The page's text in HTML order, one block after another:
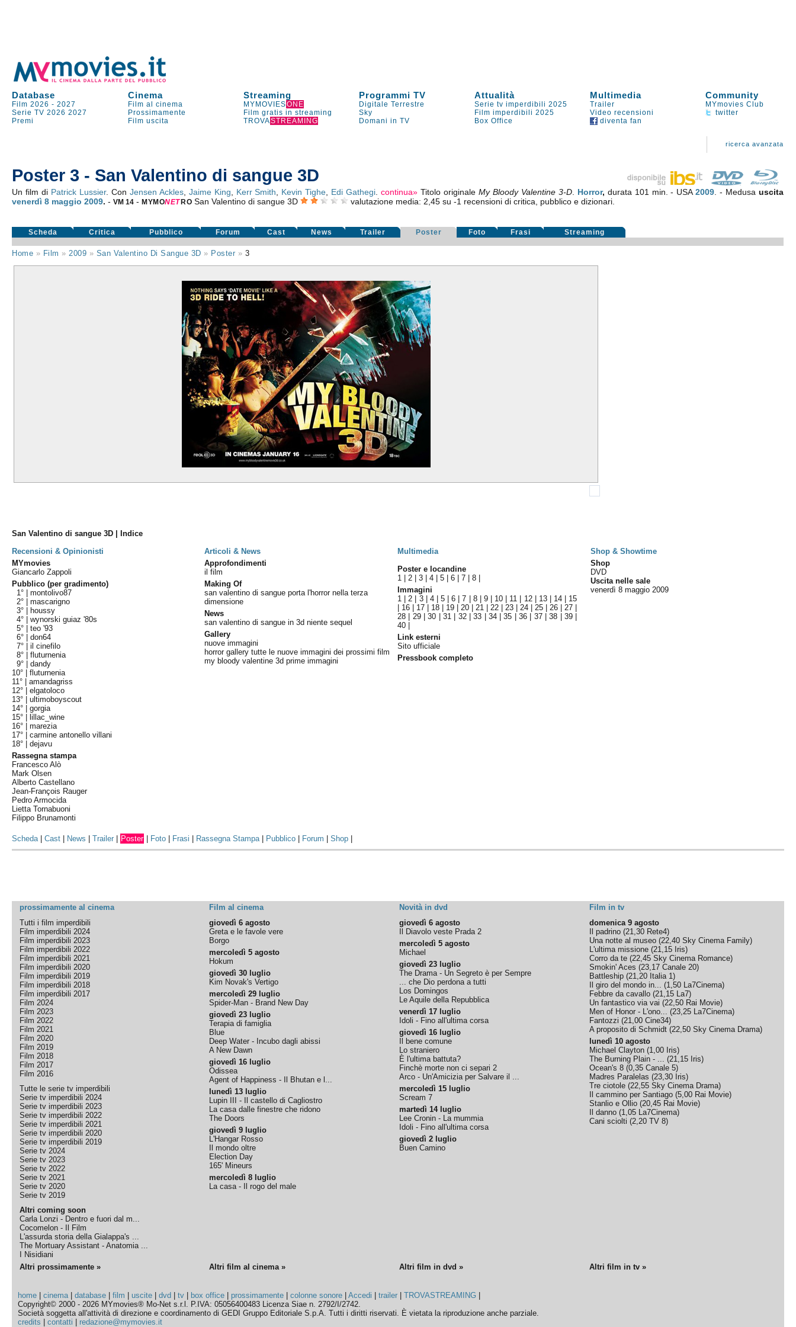
Database Cinema Streaming Programmi TV Attualità Multimedia Community
Film 2026 -2027 Film al cinema MYMOVIESONE Digitale Terrestre Serie tv imperdibili 2025 Trailer
MYmovies Club
Serie TV 2026 2027 Prossimamente Film gratis in streaming Sky Film imperdibili 2025 Video recensioni
twitter
Premi
Film uscita TROVASTREAMING Domani in TV Box Office diventa fan
ricerca avanzata
Poster 3 - San Valentino di sangue 3D
Un film di Patrick Lussier. Con Jensen Ackles, Jaime King Kerr Smith Kevin Tighe Edi Gathegi .continua» Titolo originale My Bloody Valentine 3-D. Horror, durata 101 min. - USA2009 . - Medusauscita
venerdì 8 maggio 2009.-VM 14 -MYMONET RO San Valentino di sangue 3D valutazione media: 2,45 su -1 recensioni di critica, pubblico e dizionari.
Scheda Critica Pubblico Forum Cast News Trailer Poster Foto Frasi Streaming
Home » Film » 2009 » San Valentino Di Sangue 3D » Poster » 3
San Valentino di sangue 3D | Indice
Recensioni & Opinionisti
Articoli & News Multimedia
Shop & Showtime
MYmovies
Giancarlo Zappoli
Pubblico (per gradimento)
1° |montolivo87
2° |mascarigno
3° |
houssy
4° |wynorski guiaz '80s
5° |teo '93
6° |don64
7° |il cinefilo
8° |fluturnenia
9° |dandy
10° |fluturnenia
11° |amandagriss
12° |elgatoloco
13° |ultimoboyscout
14° |gorgia
15° |
lillac_wine
16° |marezia
17° |carmine antonello villani
18° |dejavu
Rassegna stampa
Francesco Alò
Mark Olsen
Alberto Castellano
Jean-François Rauger
Pedro Armocida
Lietta Tornabuoni
Filippo Brunamonti
Approfondimenti
il film
Making Of
san valentino di sangue porta l'horror nella terza
dimensione
News
san valentino di sangue in 3d niente sequel
Gallery
nuove immagini
horror gallery tutte le nuove immagini dei prossimi film
my bloody valentine 3d prime immagini
Poster e locandine
1 |2 |3 |4 |5 |6 |7 |8
Immagini
1 |2 3| 4|5 |6 |7 8| 9| 10 11 12| 13| 14
15
16 17 18 19 |20 |21 |22 |23 |24 |25 |26 |27
28
29|30 31| 32|33 34|35 |36 37|38 39|
40
Link esterni
Sito ufficiale
Pressbook completo
Shop
DVD
Uscita nelle sale
venerdì 8 maggio 2009
Scheda|Cast News |Trailer Poster Foto Frasi Rassegna Stampa| Pubblico Forum |Shop
prossimamente al cinema Film al cinema Novità in dvd
Film in tv
Tutti i film imperdibili
Film imperdibili 2024
Film imperdibili 2023
Film imperdibili 2022
Film imperdibili 2021
Film imperdibili 2020
Film imperdibili 2019
Film imperdibili 2018
Film imperdibili 2017
Film 2024
Film 2023
Film 2022
Film 2021
Film 2020
Film 2019
Film 2018
Film 2017
Film 2016
Tutte le serie tv imperdibili
Serie tv imperdibili 2024
Serie tv imperdibili 2023
Serie tv imperdibili 2022
Serie tv imperdibili 2021
Serie tv imperdibili 2020
Serie tv imperdibili 2019
Serie tv 2024
Serie tv 2023
Serie tv 2022
Serie tv 2021
Serie tv 2020
Serie tv 2019
Altri coming soon
Carla Lonzi - Dentro e fuori dal m...
Cocomelon - Il Film
L'assurda storia della Gialappa's ...
The Mortuary Assistant - Anatomia ...
I Nisidiani
giovedì 6 agosto
Greta e le favole vere
Borgo
mercoledì 5 agosto
Hokum
giovedì 30 luglio
Kim Novak's Vertigo
mercoledì 29 luglio
Spider-Man - Brand New Day
giovedì 23 luglio
Terapia di famiglia
Blue
Deep Water - Incubo dagli abissi
A New Dawn
giovedì 16 luglio
Odissea
Agent of Happiness - Il Bhutan e l...
lunedì 13 luglio
Lupin III - Il castello di Cagliostro
La casa dalle finestre che ridono
The Doors
giovedì 9 luglio
L'Hangar Rosso
Il mondo oltre
Election Day
165' Mineurs
mercoledì 8 luglio
La casa - Il rogo del male
giovedì 6 agosto
Il Diavolo veste Prada 2
mercoledì 5 agosto
Michael
giovedì 23 luglio
The Drama - Un Segreto è per Sempre
... che Dio perdona a tutti
Los Domingos
Le Aquile della Repubblica
venerdì 17 luglio
Idoli - Fino all'ultima corsa
giovedì 16 luglio
Il bene comune
Lo straniero
È l'ultima battuta?
Finchè morte non ci separi 2
Arco - Un'Amicizia per Salvare il ...
mercoledì 15 luglio
Scream 7
martedì 14 luglio
Lee Cronin - La mummia
Idoli - Fino all'ultima corsa
giovedì 2 luglio
Buen Camino
domenica 9 agosto
Il padrino (21,30 Rete4)
Una notte al museo (22,40 Sky Cinema Family)
L'ultima missione (21,15 Iris)
Corro da te (22,45 Sky Cinema Romance)
Smokin' Aces (23,17 Canale 20)
Battleship (21,20 Italia 1)
Il giro del mondo in... (1,50 La7Cinema)
Febbre da cavallo (21,15 La7)
Un fantastico via vai (22,50 Rai Movie)
Men of Honor - L'ono... (23,25 La7Cinema)
Fantozzi (21,00 Cine34)
A proposito di Schmidt (22,50 Sky Cinema Drama)
lunedì 10 agosto
Michael Clayton (1,00 Iris)
The Burning Plain - ... (21,15 Iris)
Ocean's 8 (0,35 Canale 5)
Madres Paralelas (23,30 Iris)
Tre ciotole (22,55 Sky Cinema Drama)
Il cammino per Santiago (5,00 Rai Movie)
Stanlio e Ollio (20,45 Rai Movie)
Il danno (1,05 La7Cinema)
Cani sciolti (2,20 TV 8)
Altri prossimamente » Altri film al cinema » Altri film in dvd » Altri film in tv »
home |cinema|database |film |uscite |dvd |tv box office prossimamente |colonne sonore |Accedi |trailer |TROVASTREAMING
Copyright© 2000 - 2026 MYmovies® Mo-Net s.r.l. P.IVA: 05056400483 Licenza Siae n. 2792/I/2742.
Società soggetta all'attività di direzione e coordinamento di GEDI Gruppo Editoriale S.p.A. Tutti i diritti riservati. È vietata la riproduzione anche parziale.
credits |contatti
redazione@mymovies.it